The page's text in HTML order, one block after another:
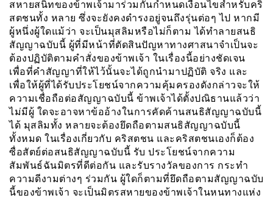
สหายสนิทของข้าพเจ้ามาร่วมกันกำหนดเงื่อนไขสำหรับคริ
สตชนทั้ง หลาย ซึ่งจะยังคงดำรงอยู่จนถึงรุ่นต่อๆ ไป หากมี
ผู้หนึ่งผู้ใดแม้ว่า จะเป็นมุสลิมหรือไม่ก็ตาม ได้ทำลายสนธิ
สัญญาฉบับนี้ ผู้ที่มีหน้าที่ตัดสินปัญหาทางศาสนาจำเป็นจะ
ต้องปฏิบัติตามคำสั่งของข้าพเจ้า ในเรื่องนี้อย่างชัดเจน
เพื่อที่คำสัญญาที่ให้ไว้นั้นจะได้ถูกนำมาปฏิบัติ จริง และ
เพื่อให้ผู้ที่ได้รับประโยชน์จากความคุ้มครองดังกล่าวจะให้
ความเชื่อถือต่อสัญญาฉบับนี้ ข้าพเจ้าได้ตั้งปณิธานแล้วว่า
ไม่มีผู้ ใดจะอาจหาข้ออ้างในการคัดค้านสนธิสัญญาฉบับนี้
ได้ มุสลิมทั้ง หลายจะต้องยึดถือตามสนธิสัญญาฉบับนี้
ทั้งหมด ในเรื่องเกี่ยวกับ คริสตชน และคริสตชนเองก็ต้อง
ซื่อสัตย์ต่อสนธิสัญญาฉบับนี้ รับ ประโยชน์จากความ
สัมพันธ์ฉันมิตรที่ดีต่อกัน และรับรางวัลของการ กระทำ
ความดีงามต่างๆ ร่วมกัน ผู้ใดก็ตามที่ยึดถือตามสัญญาฉบับ
นี้ของข้าพเจ้า จะเป็นมิตรสหายของข้าพเจ้าในหนทางแห่ง